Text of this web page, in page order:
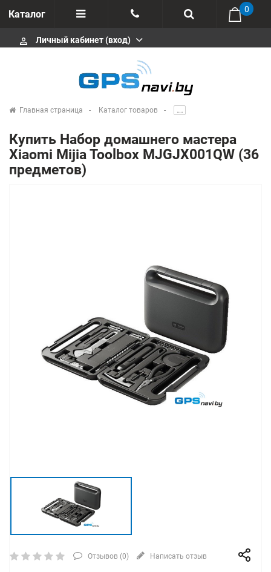
Каталог
Отзывы
+375 291646666
msa333
info@gpsnavi.by
0
perm_identity Личный кабинет (вход)
Главная страница Каталог товаров .....
Купить Набор домашнего мастера
Xiaomi Mijia Toolbox MJGJX001QW (36
предметов)
Отзывов (0) Написать отзыв